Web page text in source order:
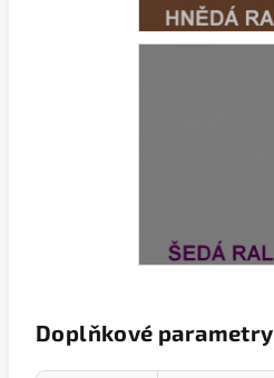
Doplňkové parametry